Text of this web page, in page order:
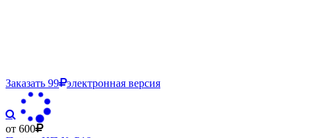
Заказать 99 электронная версия
от 600